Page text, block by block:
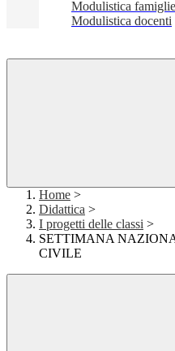
Modulistica
Modulistica docenti
Home >
Didattica >
I progetti delle classi >
SETTIMANA
CIVILE